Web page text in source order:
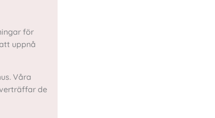
för
uppnå
Våra
de